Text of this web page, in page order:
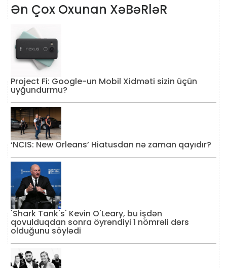
Ən Çox Oxunan XəBəRləR
Project Fi: Google-un Mobil Xidməti sizin üçün
uyğundurmu?
‘NCIS: New Orleans’ Hiatusdan nə zaman qayıdır?
'Shark Tank's' Kevin O'Leary, bu işdən
qovulduqdan sonra öyrəndiyi 1 nömrəli dərs
olduğunu söylədi